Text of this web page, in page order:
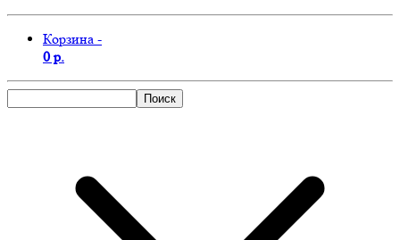
Корзина -
0 р.